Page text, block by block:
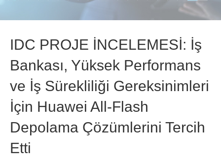
IDC PROJE İNCELEMESİ: İş
Bankası, Yüksek Performans
ve İş Sürekliliği Gereksinimleri
İçin Huawei All-Flash
Depolama Çözümlerini Tercih
Etti